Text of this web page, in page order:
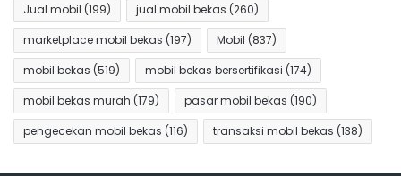
Jual mobil (199) jual mobil bekas (260)
marketplace mobil bekas (197) Mobil (837)
mobil bekas (519) mobil bekas bersertifikasi (174)
mobil bekas murah (179) pasar mobil bekas (190)
pengecekan mobil bekas (116) transaksi mobil bekas (138)